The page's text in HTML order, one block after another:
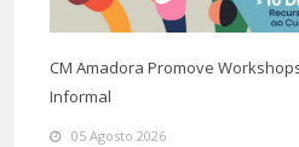
CM Amadora Promove
Informal
05 Agosto 2026